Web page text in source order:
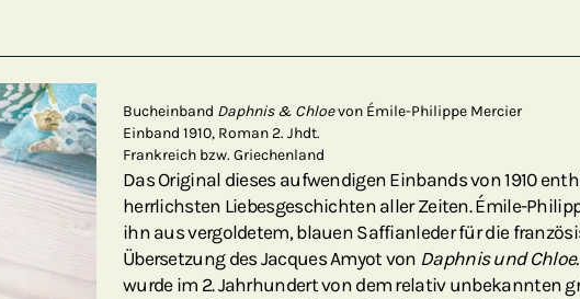
Bucheinband Daphnis & Chloevon Émile-Philippe Mercier
Einband 1910, Roman 2. Jhdt.
Frankreich bzw. Griechenland
Das Original dieses aufwendigen Einbands von 1910
herrlichsten Liebesgeschichten aller Zeiten. Émile-
ihn aus vergoldetem, blauen Saffianleder für die
Übersetzung des Jacques Amyot von Daphnis und Chloe.
wurde im 2. Jahrhundert von dem relativ unbekannten